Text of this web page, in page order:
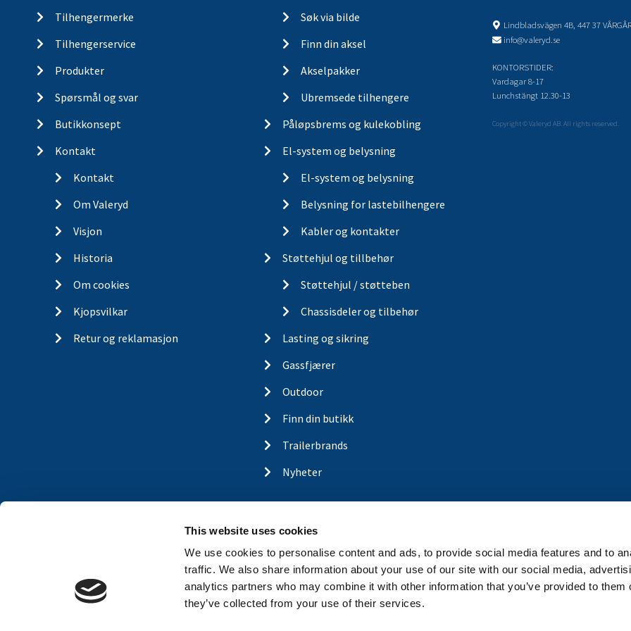
This website uses cookies
We use cookies to personalise content and ads, to provide social media features and to
traffic. We also share information about your use of our site with our social media,
analytics partners who may combine it with other information that you’ve provided to them
they’ve collected from your use of their services.
Tilhengermerke
Tilhengerservice
Produkter
Spørsmål og svar
Butikkonsept
Kontakt
Kontakt
Om Valeryd
Visjon
Historia
Om cookies
Kjopsvilkar
Retur og reklamasjon
Søk via bilde
Finn din aksel
Akselpakker
Ubremsede tilhengere
Påløpsbrems og kulekobling
El-system og belysning
El-system og belysning
Belysning for lastebilhengere
Kabler og kontakter
Støttehjul og tillbehør
Støttehjul / støtteben
Chassisdeler og tilbehør
Lasting og sikring
Gassfjærer
Outdoor
Finn din butikk
Trailerbrands
Nyheter
Lindbladsvägen 4B, 447 37
info@valeryd.se
KONTORSTIDER:
Vardagar 8-17
Lunchstängt 12.30-13
Copyright © Valeryd AB. All rights reserved.